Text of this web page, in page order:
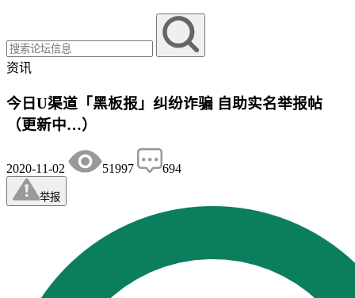
资讯
今日U渠道「黑板报」纠纷诈骗 自助实名举报帖
（更新中…）
2020-11-02 51997 694
举报